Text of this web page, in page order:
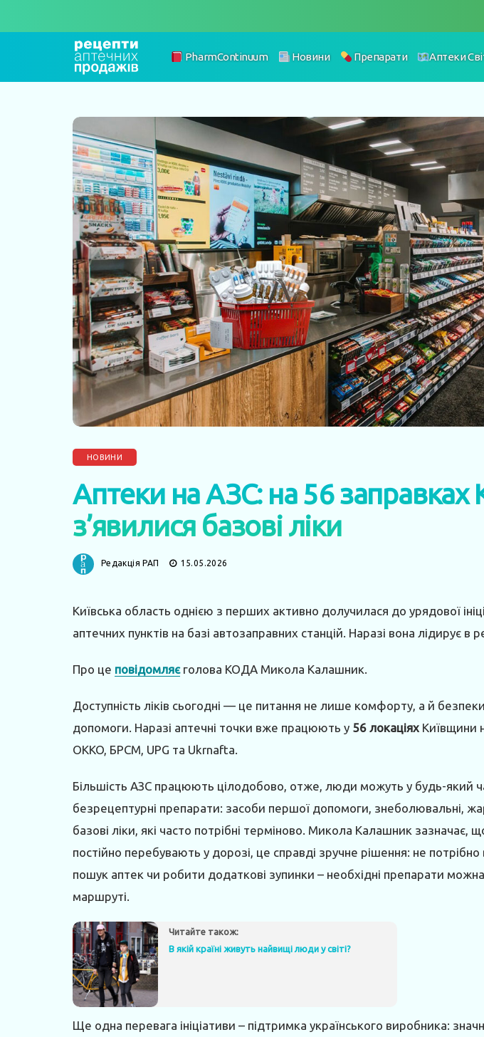
PharmContinuum Новини Препарати Аптеки
НОВИНИ
Аптеки на АЗС: на 56 заправках
з’явилися базові ліки
Редакція РАП 15.05.2026
Київська область однією з перших активно долучилася до урядової
аптечних пунктів на базі автозаправних станцій. Наразі вона лідирує в
Про це повідомляєголова КОДА Микола Калашник.
Доступність ліків сьогодні — це питання не лише комфорту, а й
допомоги. Наразі аптечні точки вже працюють у 56 локаціях Київщини
OKKO, БРСМ, UPG та Ukrnafta.
Більшість АЗС працюють цілодобово, отже, люди можуть у будь-який
безрецептурні препарати: засоби першої допомоги, знеболювальні,
базові ліки, які часто потрібні терміново. Микола Калашник зазначає,
постійно перебувають у дорозі, це справді зручне рішення: не потрібно
пошук аптек чи робити додаткові зупинки – необхідні препарати
маршруті.
Читайте також:
В якій країні живуть найвищі люди у світі?
Ще одна перевага ініціативи – підтримка українського виробника: